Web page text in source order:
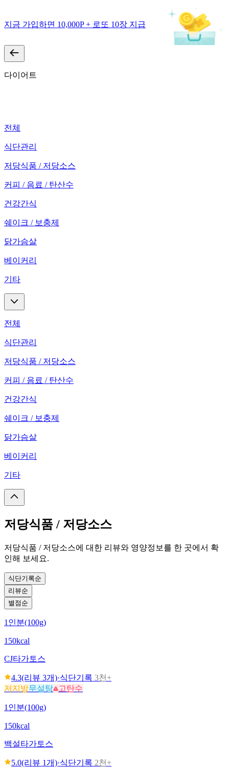
지금 가입하면 10,000P + 로또 10장 지급
다이어트
전체
식단관리
저당식품 / 저당소스
커피 / 음료 / 탄산수
건강간식
쉐이크 / 보충제
닭가슴살
베이커리
기타
전체
식단관리
저당식품 / 저당소스
커피 / 음료 / 탄산수
건강간식
쉐이크 / 보충제
닭가슴살
베이커리
기타
저당식품 / 저당소스
저당식품 / 저당소스에 대한 리뷰와 영양정보를 한 곳에서 확
인해 보세요.
식단기록순
리뷰순
별점순
1인분(100g)
150kcal
CJ타가토스
4.3(리뷰 3개)·식단기록 3천+
저지방무설탕 고탄수
1인분(100g)
150kcal
백설타가토스
5.0(리뷰 1개)·식단기록 2천+